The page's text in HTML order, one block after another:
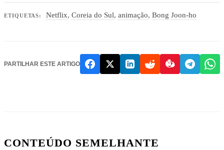
ETIQUETAS: Netflix, Coreia do Sul, animação, Bong Joon-ho
PARTILHAR ESTE ARTIGO
CONTEÚDO SEMELHANTE